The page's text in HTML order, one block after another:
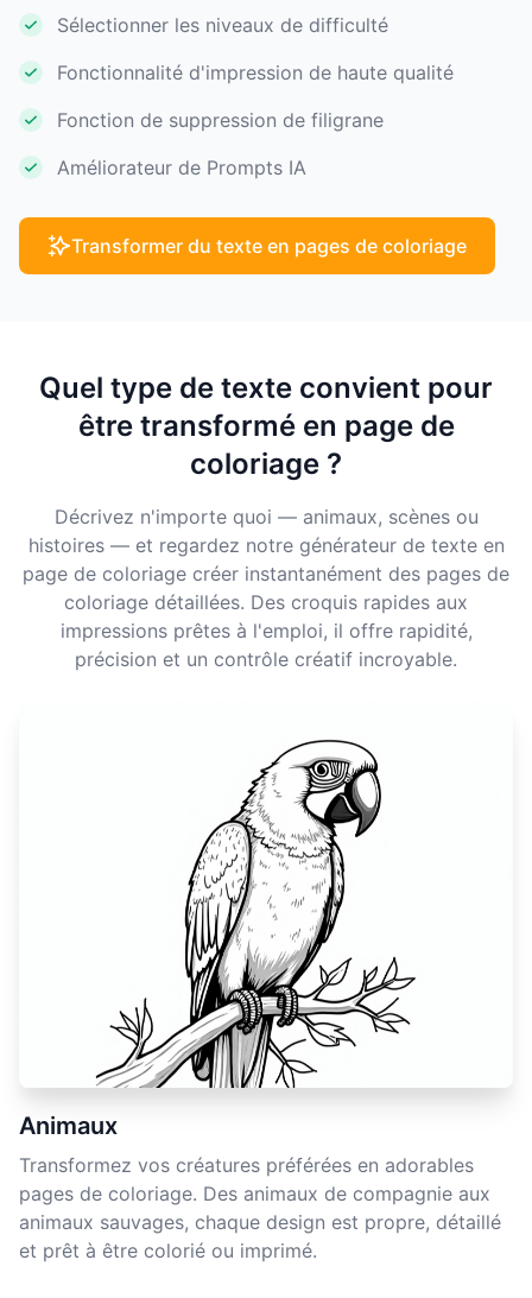
Sélectionner les niveaux de difficulté
Fonctionnalité d'impression de haute qualité
Fonction de suppression de filigrane
Améliorateur de Prompts IA
Transformer du texte en pages de coloriage
Quel type de texte convient pour
être transformé en page de
coloriage ?
Décrivez n'importe quoi — animaux, scènes ou
histoires — et regardez notre générateur de texte en
page de coloriage créer instantanément des pages de
coloriage détaillées. Des croquis rapides aux
impressions prêtes à l'emploi, il offre rapidité,
précision et un contrôle créatif incroyable.
Animaux
Transformez vos créatures préférées en adorables
pages de coloriage. Des animaux de compagnie aux
animaux sauvages, chaque design est propre, détaillé
et prêt à être colorié ou imprimé.